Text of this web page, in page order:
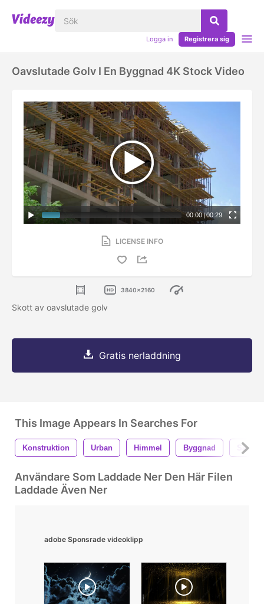
Logga in Registrera sig
Oavslutade Golv I En Byggnad 4K Stock Video
00:00|00:29
LICENSE INFO
3840x2160
Skott av oavslutade golv
Gratis nerladdning
This Image Appears In Searches For
Konstruktion Urban Himmel Byggnad Sand
Användare Som Laddade Ner Den Här Filen
Laddade Även Ner
adobe Sponsrade videoklipp